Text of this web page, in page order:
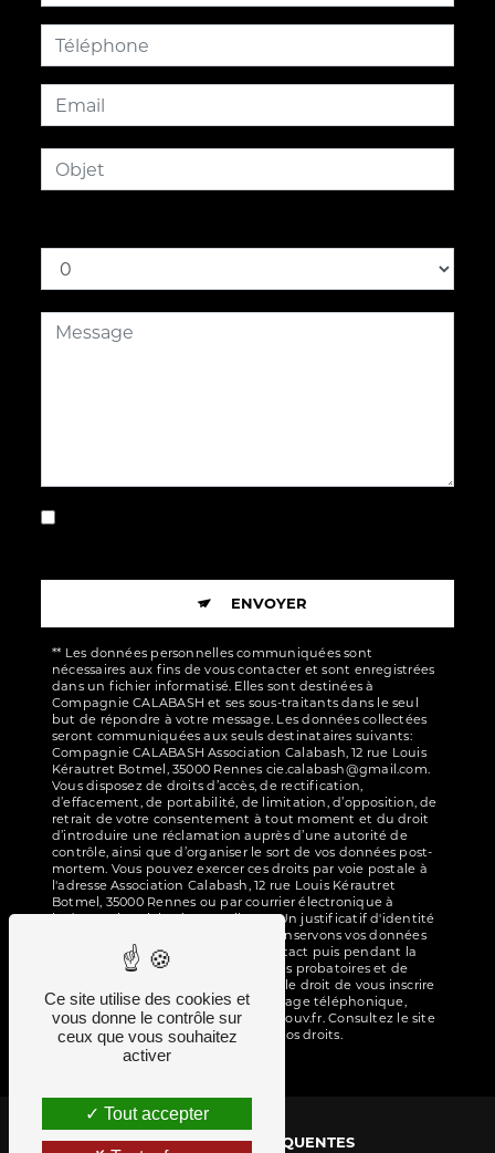
ENVOYER
** Les données personnelles communiquées sont
nécessaires aux fins de vous contacter et sont enregistrées
dans un fichier informatisé. Elles sont destinées à
Compagnie CALABASH et ses sous-traitants dans le seul
but de répondre à votre message. Les données collectées
seront communiquées aux seuls destinataires suivants:
Compagnie CALABASH Association Calabash, 12 rue Louis
Kérautret Botmel, 35000 Rennes cie.calabash@gmail.com.
Vous disposez de droits d’accès, de rectification,
d’effacement, de portabilité, de limitation, d’opposition, de
retrait de votre consentement à tout moment et du droit
d’introduire une réclamation auprès d’une autorité de
contrôle, ainsi que d’organiser le sort de vos données post-
mortem. Vous pouvez exercer ces droits par voie postale à
l'adresse Association Calabash, 12 rue Louis Kérautret
Botmel, 35000 Rennes ou par courrier électronique à
l'adresse cie.calabash@gmail.com. Un justificatif d'identité
pourra vous être demandé. Nous conservons vos données
pendant la période de prise de contact puis pendant la
durée de prescription légale aux fins probatoires et de
gestion des contentieux. Vous avez le droit de vous inscrire
sur la liste d'opposition au démarchage téléphonique,
disponible à cette adresse: Bloctel.gouv.fr. Consultez le site
cnil.fr pour plus d’informations sur vos droits.
RECHERCHES FRÉQUENTES
Ce site utilise des cookies et
vous donne le contrôle sur
ceux que vous souhaitez
activer
Tout accepter